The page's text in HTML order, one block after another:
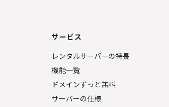
サービス
レンタルサーバーの特長
機能一覧
ドメインずっと無料
サーバーの仕様